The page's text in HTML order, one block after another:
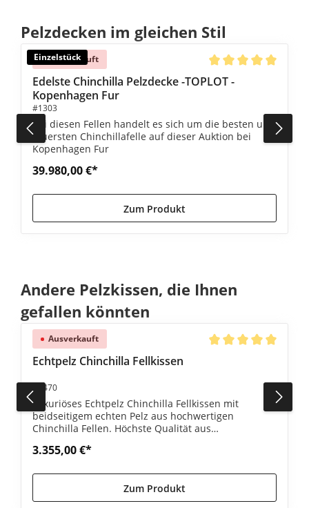
Produktgalerie überspringen
Pelzdecken im gleichen Stil
Einzelstück
Ausverkauft
Durchschnittliche
Edelste Chinchilla Pelzdecke -TOPLOT -
Kopenhagen Fur
#1303
Bei diesen Fellen handelt es sich um die besten und
teuersten Chinchillafelle auf dieser Auktion bei
Kopenhagen Fur
39.980,00 €*
Zum Produkt
Produktgalerie überspringen
Andere Pelzkissen, die Ihnen
gefallen könnten
von 5 von 5 Sternen
Ausverkauft
Echtpelz Chinchilla Fellkissen
#1470
Luxuriöses Echtpelz Chinchilla Fellkissen mit
beidseitigem echten Pelz aus hochwertigen
Chinchilla Fellen. Höchste Qualität aus
3.355,00 €*
Zum Produkt